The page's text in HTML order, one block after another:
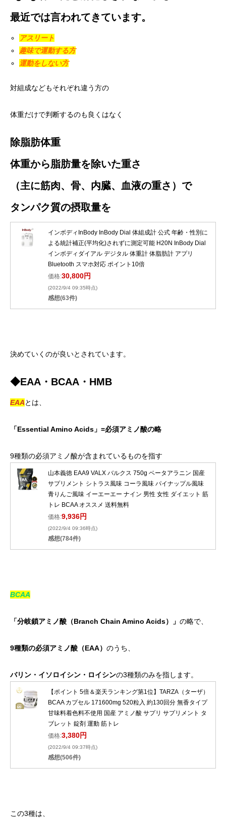
最近では言われてきています。
アスリート
趣味で運動する方
運動をしない方
対組成などもそれぞれ違う方の
体重だけで判断するのも良くはなく
除脂肪体重
体重から脂肪量を除いた重さ
（主に筋肉、骨、内臓、血液の重さ）で
タンパク質の摂取量を
インボディInBody InBody Dial 体組成計 公式 年齢・性別に
よる統計補正(平均化)されずに測定可能 H20N InBody Dial
インボディダイアル デジタル 体重計 体脂肪計 アプリ
Bluetooth スマホ対応 ポイント10倍
価格:30,800円
(2022/9/4 09:35時点)
感想(63件)
決めていくのが良いとされています。
◆EAA・BCAA・HMB
EAAとは、
「Essential Amino Acids 」 =必須アミノ酸の略
9種類の必須アミノ酸が含まれているものを指す
山本義徳 EAA9 VALX バルクス 750g ベータアラニン 国産
サプリメント シトラス風味 コーラ風味 パイナップル風味
青りんご風味 イーエーエー ナイン 男性 女性 ダイエット 筋
トレ BCAA オススメ 送料無料
価格:9,936円
(2022/9/4 09:36時点)
感想(784件)
BCAA
「分岐鎖アミノ酸（Branch Chain Amino Acids）」 の略で、
9種類の必須アミノ酸（EAA） のうち、
バリン・イソロイシン・ロイシンの3種類のみを指します。
【ポイント 5倍＆楽天ランキング第1位】TARZA（ターザ）
BCAA カプセル 171600mg 520粒入 約130回分 無香タイプ
甘味料着色料不使用 国産 アミノ酸 サプリ サプリメント タ
ブレット 錠剤 運動 筋トレ
価格:3,380円
(2022/9/4 09:37時点)
感想(506件)
この3種は、